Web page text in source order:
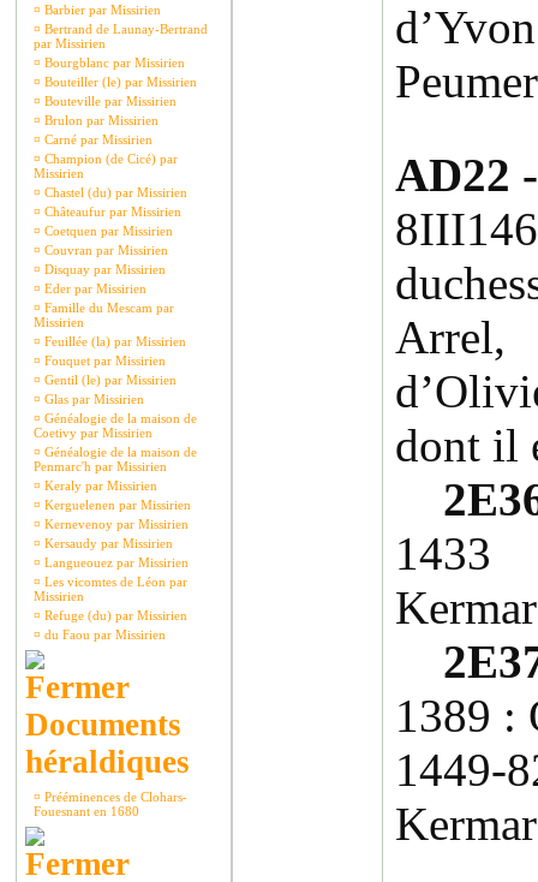
¤ Barbier par Missirien
¤ Bertrand de Launay-Bertrand
par Missirien
¤ Bourgblanc par Missirien
¤ Bouteiller (le) par Missirien
¤ Bouteville par Missirien
¤ Brulon par Missirien
¤ Carné par Missirien
¤ Champion (de Cicé) par
Missirien
¤ Chastel (du) par Missirien
¤ Châteaufur par Missirien
¤ Coetquen par Missirien
¤ Couvran par Missirien
¤ Disquay par Missirien
¤ Eder par Missirien
¤ Famille du Mescam par
Missirien
¤ Feuillée (la) par Missirien
¤ Fouquet par Missirien
¤ Gentil (le) par Missirien
¤ Glas par Missirien
¤ Généalogie de la maison de
Coetivy par Missirien
¤ Généalogie de la maison de
Penmarc'h par Missirien
¤ Keraly par Missirien
¤ Kerguelenen par Missirien
¤ Kernevenoy par Missirien
¤ Kersaudy par Missirien
¤ Langueouez par Missirien
¤ Les vicomtes de Léon par
Missirien
¤ Refuge (du) par Missirien
¤ du Faou par Missirien
Documents
héraldiques
¤ Prééminences de Clohars-
Fouesnant en 1680
AD22
Arrel,
dont il
1389 :